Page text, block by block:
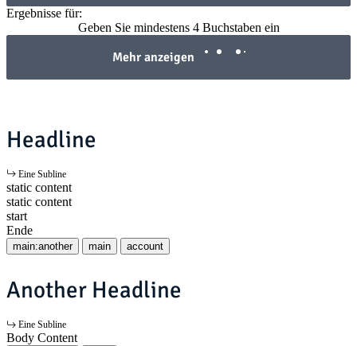
Ergebnisse für:
Geben Sie mindestens 4 Buchstaben ein
Mehr anzeigen
Headline
Eine Subline
static content
static content
start
Ende
main:another main account
Another Headline
Eine Subline
Body Content